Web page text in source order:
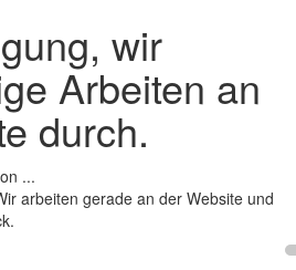
wir
Arbeiten an
durch.
arbeiten gerade an der Website und